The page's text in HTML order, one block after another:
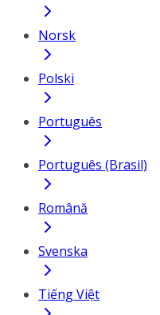
Norsk
Polski
Português
Português (Brasil)
Română
Svenska
Tiếng Việt